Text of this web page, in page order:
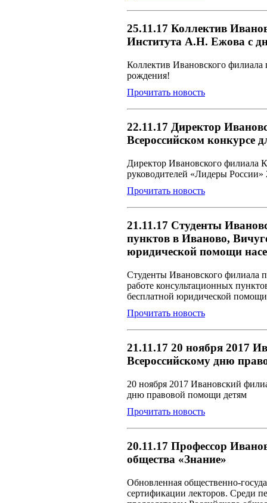
25.11.17 Коллектив
Института А.Н. Ежова с
Коллектив Ивановского филиала
рождения!
Прочитать новость
22.11.17 Директор
Всероссийском конкурсе
Директор Ивановского филиала
руководителей «Лидеры
Прочитать новость
21.11.17 Студенты
пунктов в Иваново,
юридической помощи
Студенты Ивановского филиала
работе консультационных
бесплатной юридической
Прочитать новость
21.11.17 20 ноября 2017
Всероссийскому дню
20 ноября 2017 Ивановский
дню правовой помощи детям
Прочитать новость
20.11.17 Профессор
общества «Знание»
Обновленная общественно-
сертификации лекторов. Среди